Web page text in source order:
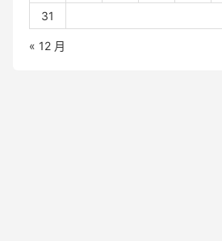
31
« 12 月